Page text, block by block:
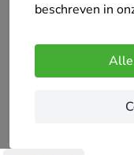
beschreven in
Alle
Schildersbedrijf
's-Gravenzande
binnen- en